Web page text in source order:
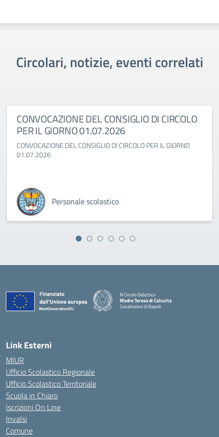
Circolari, notizie, eventi correlati
CONVOCAZIONE DEL CONSIGLIO DI CIRCOLO
PER IL GIORNO 01.07.2026
CONVOCAZIONE DEL CONSIGLIO DI CIRCOLO PER IL GIORNO
01.07.2026
Personale scolastico
III Circolo Didattico
Madre Teresa di Calcutta
Casalnuovo di Napoli
— Visita la pagina iniziale della scuola
Link Esterni
MIUR
Ufficio Scolastico Regionale
Ufficio Scolastico Territoriale
Scuola in Chiaro
Iscrizioni On Line
Invalsi
Comune